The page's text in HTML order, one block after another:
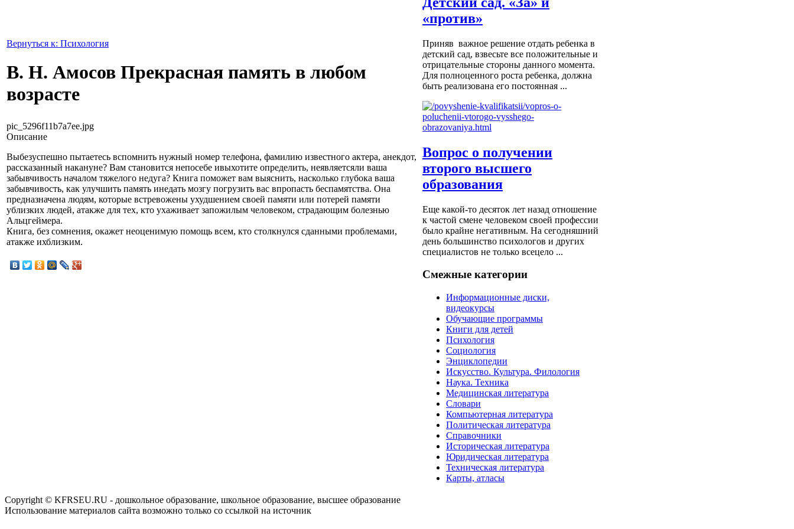
Вернуться к: Психология
В. Н. Амосов Прекрасная память в любом
возрасте
pic_5296f11b7a7ee.jpg
Описание
Выбезуспешно пытаетесь вспомнить нужный номер телефона, фамилию известного актера, анекдот,
рассказанный накануне? Вам становится непосебе ивыхотите определить, неявляетсяли ваша
забывчивость началом тяжелого недуга? Книга поможет вам выяснить, насколько глубока ваша
забывчивость, как улучшить память инедать мозгу погрузить вас впропасть беспамятства. Она
предназначена людям, которые встревожены ухудшением своей памяти или потерей памяти
ублизких людей, атакже для тех, кто ухаживает запожилым человеком, страдающим болезнью
Альцгеймера.
Книга, без сомнения, окажет неоценимую помощь всем, кто столкнулся сданными проблемами,
атакже ихблизким.
«против»
Приняв важное решение отдать ребенка в
детский сад, взвесьте все положительные и
отрицательные стороны данного момента.
Для полноценного роста ребенка, должна
быть реализована его постоянная ...
Вопрос о получении
второго высшего
образования
Еще какой-то десяток лет назад отношение
к частой смене человеком своей профессии
было крайне негативным. На сегодняшний
день большинство психологов и других
специалистов не только всецело ...
Смежные категории
Информационные диски,
видеокурсы
Обучающие программы
Книги для детей
Психология
Социология
Энциклопедии
Искусство. Культура. Филология
Наука. Техника
Медицинская литература
Словари
Компьютерная литература
Политическая литература
Справочники
Историческая литература
Юридическая литература
Техническая литература
Карты, атласы
Copyright © KFRSEU.RU - дошкольное образование, школьное образование, высшее образование
Использование материалов сайта возможно только со ссылкой на источник